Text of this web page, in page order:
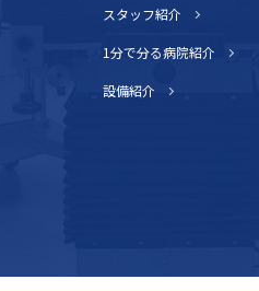
スタッフ紹介
1分で分る病院紹介
設備紹介